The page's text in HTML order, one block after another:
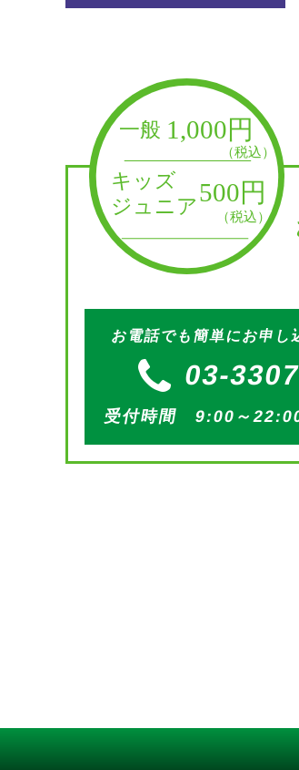
お電話でも簡単にお申し
03-
受付時間 9:00～22:00